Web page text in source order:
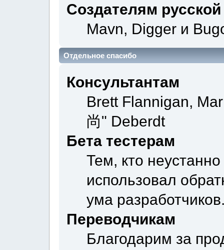
Создателям
Mavn, Digger и
Отдельное спасибо
Консультантам
Brett Flannigan,
尚" Deberdt
Бета тестерам
Тем, кто
использовал
ума
Переводчикам
Благодарим за